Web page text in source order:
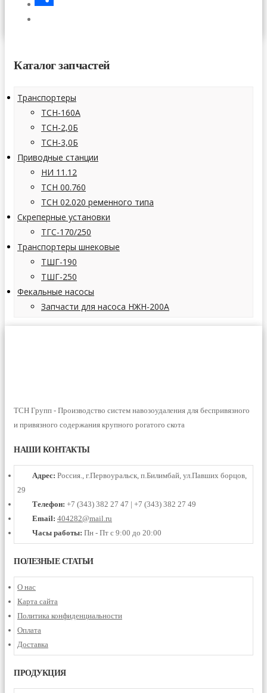
Каталог запчастей
Транспортеры
ТСН-160А
ТСН-2,0Б
ТСН-3,0Б
Приводные станции
НИ 11.12
ТСН 00.760
ТСН 02.020 ременного типа
Скреперные установки
ТГС-170/250
Транспортеры шнековые
ТШГ-190
ТШГ-250
Фекальные насосы
Запчасти для насоса НЖН-200А
ТСН Групп - Производство систем навозоудаления для беспривязного
и привязного содержания крупного рогатого скота
НАШИ КОНТАКТЫ
Адрес: Россия., г.Первоуральск, п.Билимбай, ул.Павших борцов,
29
Телефон: +7 (343) 382 27 47 | +7 (343) 382 27 49
Email: 404282@mail.ru
Часы работы: Пн - Пт с 9:00 до 20:00
ПОЛЕЗНЫЕ СТАТЬИ
О нас
Карта сайта
Политика конфиденциальности
Оплата
Доставка
ПРОДУКЦИЯ